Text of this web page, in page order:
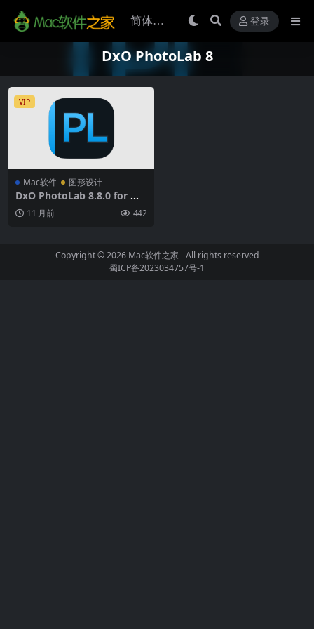
登录
DxO PhotoLab 8
VIP
Mac软件 图形设计
DxO PhotoLab 8.8.0 for Ma
c破解版 (RAW照片后期处理软
件) 11 月前 442
Copyright © 2026 Mac软件之家 - All rights reserved
蜀ICP备2023034757号-1